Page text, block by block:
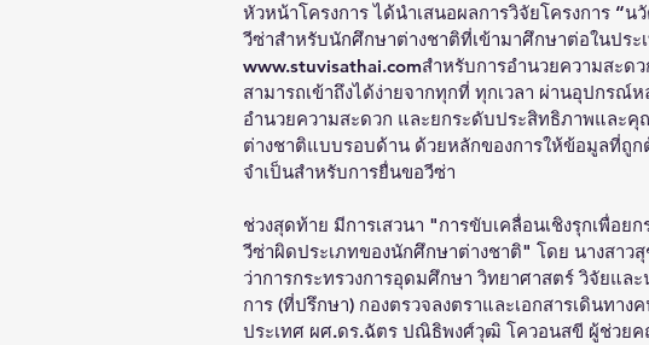
หัวหน้าโครงการ ได้นำเสนอผลการวิจัยโครงการ “
วีซ่าสำหรับนักศึกษาต่างชาติที่เข้ามาศึกษาต่อในปร
www.stuvisathai.comสำหรับการอำนวยความสะด
สามารถเข้าถึงได้ง่ายจากทุกที่ ทุกเวลา ผ่านอุปกร
อำนวยความสะดวก และยกระดับประสิทธิภาพและ
ต่างชาติแบบรอบด้าน ด้วยหลักของการให้ข้อมูลที่ถูก
จำเป็นสำหรับการยื่นขอวีซ่า
ช่วงสุดท้าย มีการเสวนา "การขับเคลื่อนเชิงรุกเพื่อ
วีซ่าผิดประเภทของนักศึกษาต่างชาติ" โดย นางสาว
ว่าการกระทรวงการอุดมศึกษา วิทยาศาสตร์ วิจัยแ
การ (ที่ปรึกษา) กองตรวจลงตราและเอกสารเดินทาง
ประเทศ ผศ.ดร.ฉัตร ปณิธิพงศ์วุฒิ โควอนสขี ผู้ช่วย